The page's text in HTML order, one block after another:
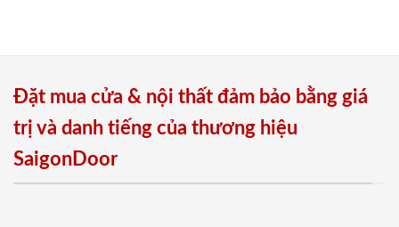
Đặt mua cửa & nội thất đảm bảo bằng giá
trị và danh tiếng của thương hiệu
SaigonDoor